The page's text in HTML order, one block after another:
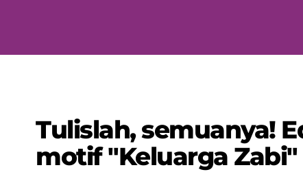
Tulislah, semuanya!
motif "Keluarga